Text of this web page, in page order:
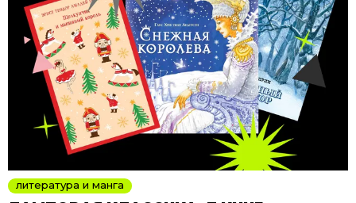
литература и манга